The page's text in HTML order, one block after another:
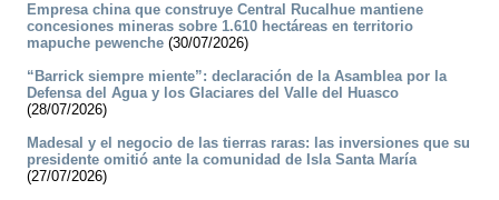
Empresa china que construye Central Rucalhue mantiene
concesiones mineras sobre 1.610 hectáreas en territorio
mapuche pewenche (30/07/2026)
“Barrick siempre miente”: declaración de la Asamblea por la
Defensa del Agua y los Glaciares del Valle del Huasco
(28/07/2026)
Madesal y el negocio de las tierras raras: las inversiones que su
presidente omitió ante la comunidad de Isla Santa María
(27/07/2026)